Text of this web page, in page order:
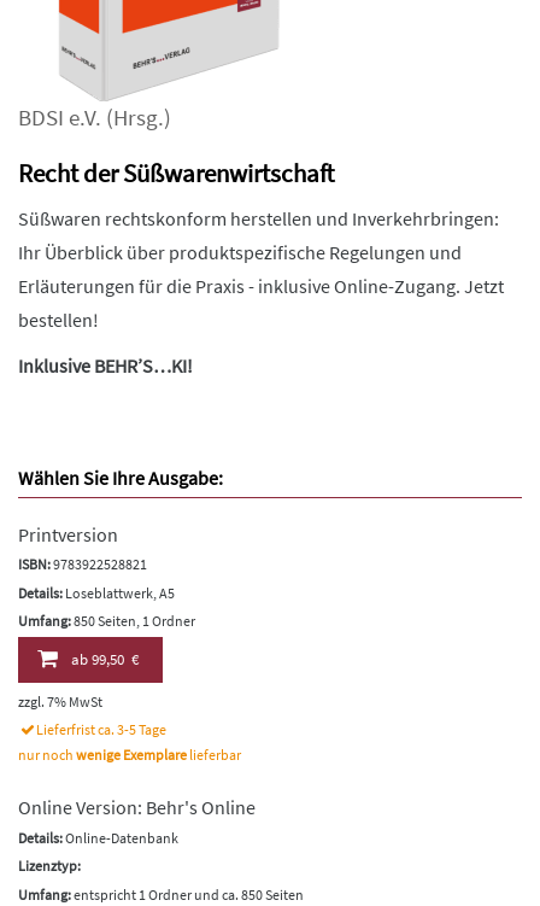
BDSI e.V. (Hrsg.)
Recht der Süßwarenwirtschaft
Süßwaren rechtskonform herstellen und Inverkehrbringen:
Ihr Überblick über produktspezifische Regelungen und
Erläuterungen für die Praxis - inklusive Online-Zugang. Jetzt
bestellen!
Inklusive BEHR’S…KI!
Wählen Sie Ihre Ausgabe:
Printversion
ISBN:9783922528821
Details: Loseblattwerk, A5
Umfang:850 Seiten, 1 Ordner
ab99,50 €
zzgl. 7% MwSt
Lieferfrist ca. 3-5 Tage
nur noch wenige Exemplare lieferbar
Online Version: Behr's Online
Details:Online-Datenbank
Lizenztyp:
Umfang:entspricht 1 Ordner und ca. 850 Seiten